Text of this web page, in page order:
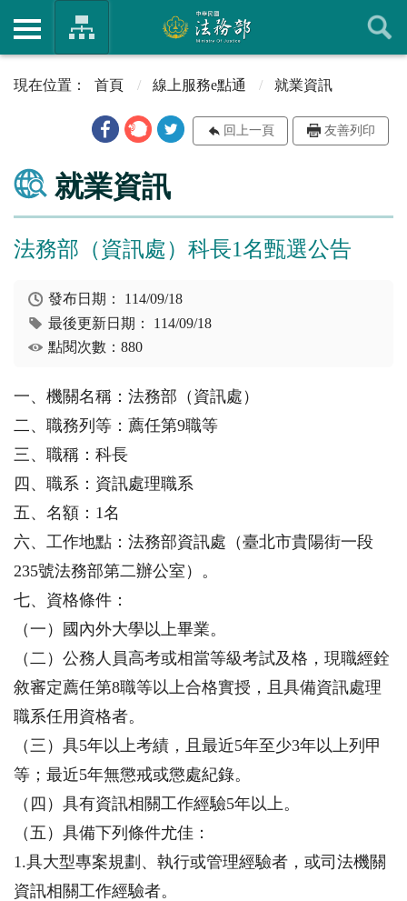
首頁 線上服務e點通 就業資訊
回上一頁 友善列印
就業資訊
法務部（資訊處）科長1名甄選公告
發布日期： 114/09/18
最後更新日期： 114/09/18
點閱次數：880
一、機關名稱：法務部（資訊處）
二、職務列等：薦任第9職等
三、職稱：科長
四、職系：資訊處理職系
五、名額：1名
六、工作地點：法務部資訊處（臺北市貴陽街一段
235號法務部第二辦公室）。
七、資格條件：
（一）國內外大學以上畢業。
（二）公務人員高考或相當等級考試及格，現職經銓
敘審定薦任第8職等以上合格實授，且具備資訊處理
職系任用資格者。
（三）具5年以上考績，且最近5年至少3年以上列甲
等；最近5年無懲戒或懲處紀錄。
（四）具有資訊相關工作經驗5年以上。
（五）具備下列條件尤佳：
1.具大型專案規劃、執行或管理經驗者，或司法機關
資訊相關工作經驗者。